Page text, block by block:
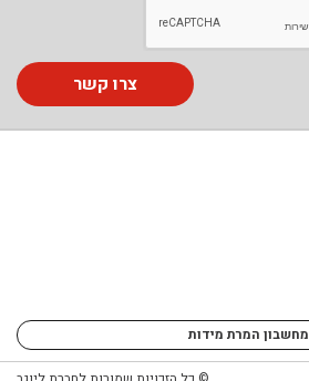
צרו קשר
מחשבון המרת מידות